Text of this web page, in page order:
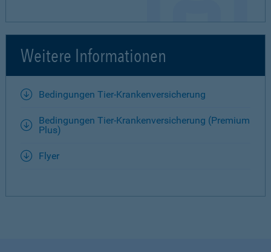
Weitere Informationen
Bedingungen Tier-Krankenversicherung
Bedingungen Tier-Krankenversicherung (Premium
Plus)
Flyer